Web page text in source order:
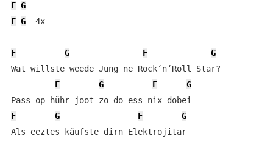
F G
F G
  4x
F G F
G
Wat willste weede Jung ne Rock‘n‘Roll Star?
F
G F
G
F
G F
G
Als eeztes käufste dirn Elektrojitar